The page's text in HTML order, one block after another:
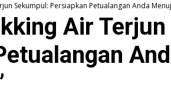
Sekumpul: Persiapkan Petualangan Anda
Air